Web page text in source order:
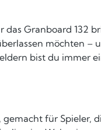
Granboard 132
möchten –
bist du immer
für Spieler,